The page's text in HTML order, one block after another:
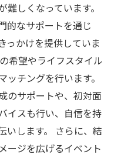
しくなっています。
的なサポートを通じ
っかけを提供していま
希望やライフスタイル
チングを行います。
のサポートや、初対面
イスも行い、自信を持
いします。 さらに、結
ージを広げるイベント